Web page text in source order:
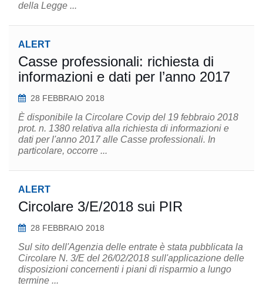
della Legge ...
ALERT
Casse professionali: richiesta di
informazioni e dati per l’anno 2017
28 FEBBRAIO 2018
È disponibile la Circolare Covip del 19 febbraio 2018
prot. n. 1380 relativa alla richiesta di informazioni e
dati per l'anno 2017 alle Casse professionali. In
particolare, occorre ...
ALERT
Circolare 3/E/2018 sui PIR
28 FEBBRAIO 2018
Sul sito dell'Agenzia delle entrate è stata pubblicata la
Circolare N. 3/E del 26/02/2018 sull'applicazione delle
disposizioni concernenti i piani di risparmio a lungo
termine ...